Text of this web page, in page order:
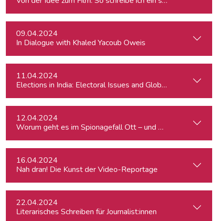
09.04.2024
In Dialogue with Khaled Yacoub Oweis
11.04.2024
Elections in India: Electoral Issues and Global Ambitions
12.04.2024
Worum geht es im Spionagefall Ott – und wie reagiert die
16.04.2024
Nah dran! Die Kunst der Video-Reportage
22.04.2024
Literarisches Schreiben für Journalist:innen